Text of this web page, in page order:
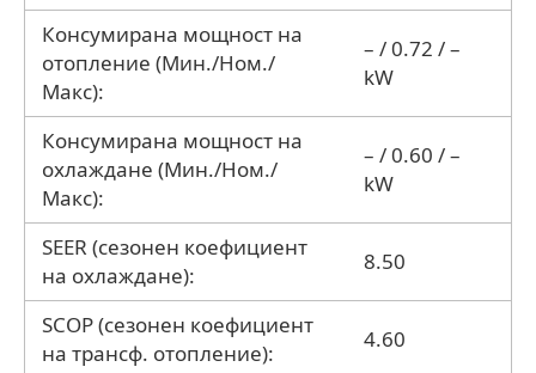
Консумирана мощност на
отопление (Мин./Ном./
Макс):
– / 0.72 / –
kW
Консумирана мощност на
охлаждане (Мин./Ном./
Макс):
– / 0.60 / –
kW
SEER (сезонен коефициент
на охлаждане):
8.50
SCOP (сезонен коефициент
на трансф. отопление):
4.60